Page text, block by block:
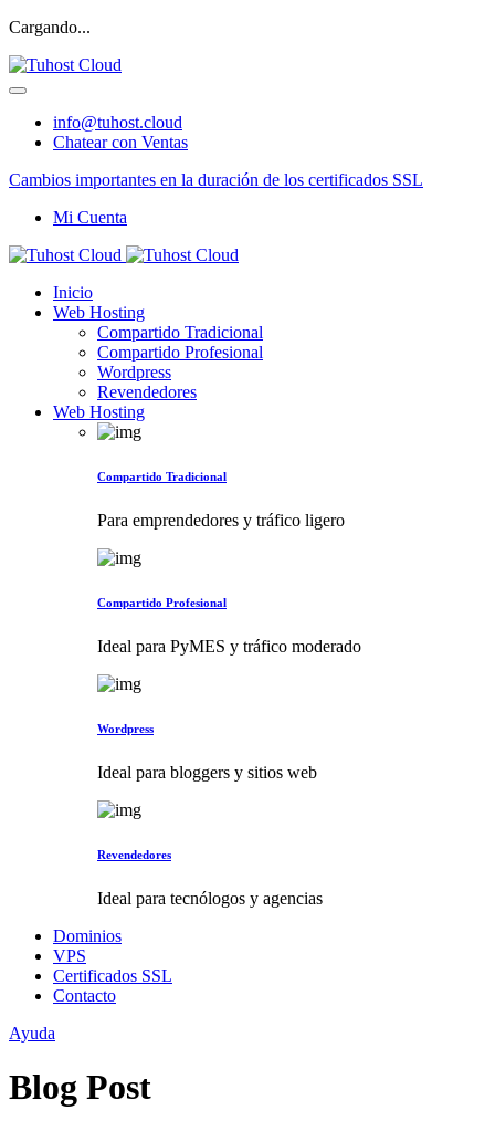
Cargando...
info@tuhost.cloud
Chatear con Ventas
Cambios importantes en la duración de los certificados SSL
Mi Cuenta
Inicio
Web Hosting
Compartido Tradicional
Compartido Profesional
Wordpress
Revendedores
Web Hosting
Compartido Tradicional
Para emprendedores y tráfico ligero
Compartido Profesional
Ideal para PyMES y tráfico moderado
Wordpress
Ideal para bloggers y sitios web
Revendedores
Ideal para tecnólogos y agencias
Dominios
VPS
Certificados SSL
Contacto
Ayuda
Blog Post